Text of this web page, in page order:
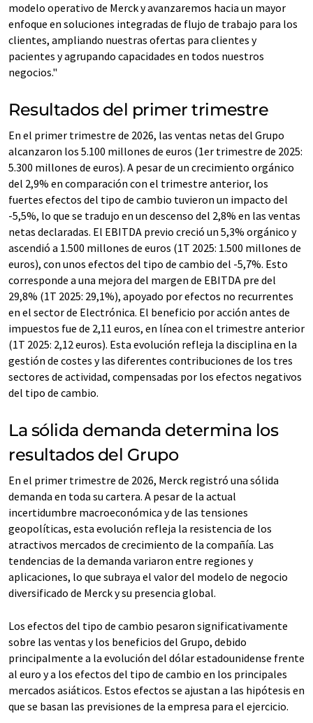
modelo operativo de Merck y avanzaremos hacia un mayor
enfoque en soluciones integradas de flujo de trabajo para los
clientes, ampliando nuestras ofertas para clientes y
pacientes y agrupando capacidades en todos nuestros
negocios."
Resultados del primer trimestre
En el primer trimestre de 2026, las ventas netas del Grupo
alcanzaron los 5.100 millones de euros (1er trimestre de 2025:
5.300 millones de euros). A pesar de un crecimiento orgánico
del 2,9% en comparación con el trimestre anterior, los
fuertes efectos del tipo de cambio tuvieron un impacto del
-5,5%, lo que se tradujo en un descenso del 2,8% en las ventas
netas declaradas. El EBITDA previo creció un 5,3% orgánico y
ascendió a 1.500 millones de euros (1T 2025: 1.500 millones de
euros), con unos efectos del tipo de cambio del -5,7%. Esto
corresponde a una mejora del margen de EBITDA pre del
29,8% (1T 2025: 29,1%), apoyado por efectos no recurrentes
en el sector de Electrónica. El beneficio por acción antes de
impuestos fue de 2,11 euros, en línea con el trimestre anterior
(1T 2025: 2,12 euros). Esta evolución refleja la disciplina en la
gestión de costes y las diferentes contribuciones de los tres
sectores de actividad, compensadas por los efectos negativos
del tipo de cambio.
La sólida demanda determina los
resultados del Grupo
En el primer trimestre de 2026, Merck registró una sólida
demanda en toda su cartera. A pesar de la actual
incertidumbre macroeconómica y de las tensiones
geopolíticas, esta evolución refleja la resistencia de los
atractivos mercados de crecimiento de la compañía. Las
tendencias de la demanda variaron entre regiones y
aplicaciones, lo que subraya el valor del modelo de negocio
diversificado de Merck y su presencia global.
Los efectos del tipo de cambio pesaron significativamente
sobre las ventas y los beneficios del Grupo, debido
principalmente a la evolución del dólar estadounidense frente
al euro y a los efectos del tipo de cambio en los principales
mercados asiáticos. Estos efectos se ajustan a las hipótesis en
que se basan las previsiones de la empresa para el ejercicio.